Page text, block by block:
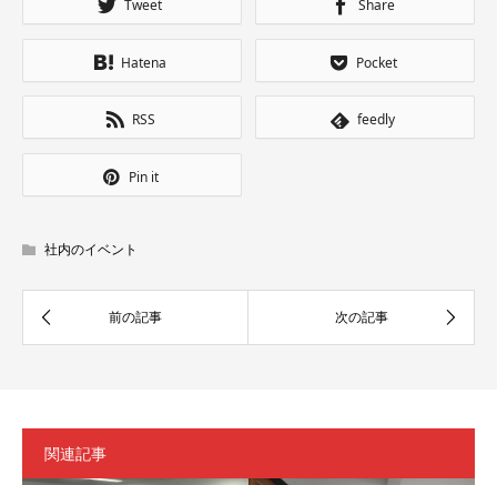
Tweet Share
Hatena Pocket
RSS feedly
Pin it
社内のイベント
関連記事